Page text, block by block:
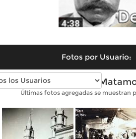
Fotos por Usuario:
Fotos antiguas de
Últimas fotos agregadas se muestran